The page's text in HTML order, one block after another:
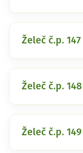
Želeč č.p. 147
Želeč č.p. 148
Želeč č.p. 149